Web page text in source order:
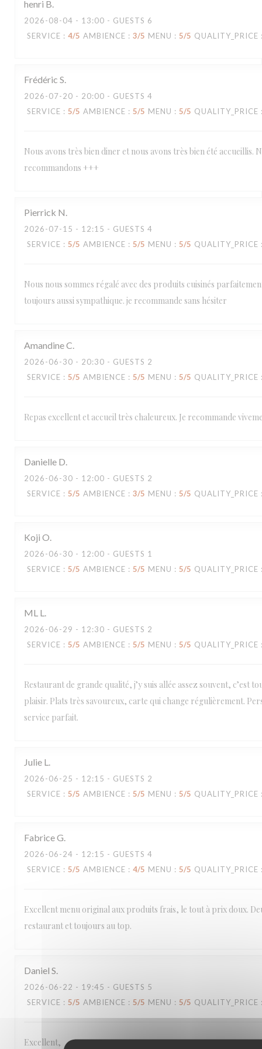
henri B
2026-08-04 - 13:00 - GUESTS 6
SERVICE : 4/5 AMBIENCE : 3/5 MENU : 5/5 QUALITY_PRICE
Frédéric S
2026-07-20 - 20:00 - GUESTS 4
SERVICE : 5/5 AMBIENCE : 5/5 MENU : 5/5 QUALITY_PRICE
Nous avons très bien diner et nous avons très bien été accueillis.
recommandons +++
Pierrick N
2026-07-15 - 12:15 - GUESTS 4
SERVICE : 5/5 AMBIENCE : 5/5 MENU : 5/5 QUALITY_PRICE
Nous nous sommes régalé avec des produits cuisinés
toujours aussi sympathique. je recommande sans hésiter
AmandineC
2026-06-30 - 20:30 - GUESTS 2
SERVICE : 5/5 AMBIENCE : 5/5 MENU : 5/5 QUALITY_PRICE
Repas excellent et accueil très chaleureux. Je recommande
Danielle D
2026-06-30 - 12:00 - GUESTS 2
SERVICE : 5/5 AMBIENCE : 3/5 MENU : 5/5 QUALITY_PRICE
Koji O
2026-06-30 - 12:00 - GUESTS 1
SERVICE : 5/5 AMBIENCE : 5/5 MENU : 5/5 QUALITY_PRICE
ML L
2026-06-29 - 12:30 - GUESTS 2
SERVICE : 5/5 AMBIENCE : 5/5 MENU : 5/5 QUALITY_PRICE
Restaurant de grande qualité, j’y suis allée assez souvent, c’est
plaisir. Plats très savoureux, carte qui change régulièrement.
service parfait.
Julie L
2026-06-25 - 12:15 - GUESTS 2
SERVICE : 5/5 AMBIENCE : 5/5 MENU : 5/5 QUALITY_PRICE
FabriceG
2026-06-24 - 12:15 - GUESTS 4
SERVICE : 5/5 AMBIENCE : 4/5 MENU : 5/5 QUALITY_PRICE
Excellent menu original aux produits frais, le tout à prix doux.
restaurant et toujours au top.
Daniel S
2026-06-22 - 19:45 - GUESTS 5
SERVICE : 5/5 AMBIENCE : 5/5 MENU : 5/5 QUALITY_PRICE
Excellent,